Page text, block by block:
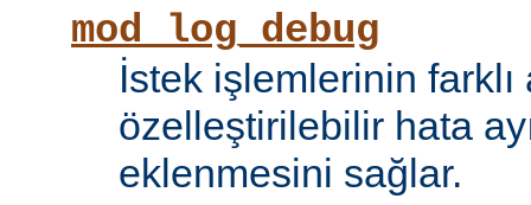
mod_log_debug
İstek işlemlerinin farklı
özelleştirilebilir hata
eklenmesini sağlar.